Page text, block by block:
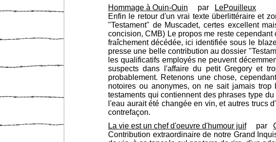
Hommage à Ouin-Ouin par
LePouilleux
Enfin le retour d'un vrai texte überlittéraire et
"Testament" de Muscadet, certes excellent
concision, CMB) Le propos me reste
fraîchement décédée, ici identifiée sous le
presse une belle contribution au dossier
les qualificatifs employés ne peuvent
suspects dans l'affaire du petit Gregory et
probablement. Retenons une chose,
notoires ou anonymes, on ne sait jamais
testaments qui contiennent des phrases type
l'eau aurait été changée en vin, et autres trucs
contrefaçon.
La vie est un chef d'oeuvre d'humour juifpar
Contribution extraordinaire de notre Grand